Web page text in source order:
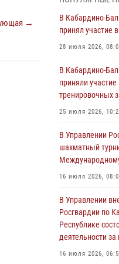
→
1 августа –
национальной
В Росгвардии
воинов,
Директор
армии Виктор
специалистов
01 августа 2026,
Росгвардия
граждан на
31 июля 2026,
В Кабардино-
принял участие
28 июля 2026,
В Кабардино-
приняли
тренировочных
25 июля 2026,
В Управлении
шахматный
16 июля 2026,
В Управлении
Росгвардии по
Республике
деятельности
16 июля 2026,